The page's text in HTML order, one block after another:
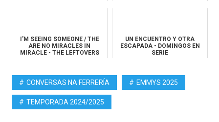
I'M SEEING SOMEONE / THE
ARE NO MIRACLES IN
MIRACLE - THE LEFTOVERS
UN ENCUENTRO Y OTRA
ESCAPADA - DOMINGOS EN
SERIE
CONVERSAS NA FERRERÍA EMMYS 2025
TEMPORADA 2024/2025